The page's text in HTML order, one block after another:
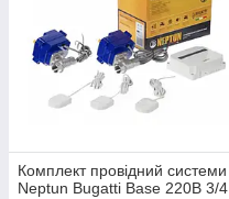
Комплект провідний системи
Neptun Bugatti Base 220B 3/4